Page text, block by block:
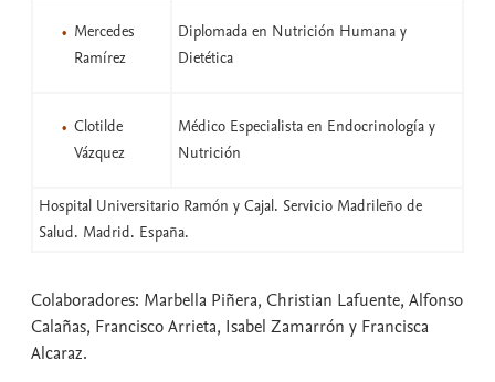
Mercedes
Ramírez
Diplomada en Nutrición Humana y
Dietética
Clotilde
Vázquez
Médico Especialista en Endocrinología y
Nutrición
Hospital Universitario Ramón y Cajal. Servicio Madrileño de
Salud. Madrid. España.
Colaboradores: Marbella Piñera, Christian Lafuente, Alfonso
Calañas, Francisco Arrieta, Isabel Zamarrón y Francisca
Alcaraz.